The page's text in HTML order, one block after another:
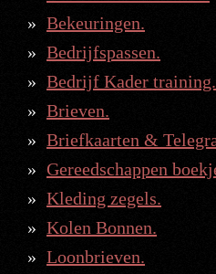
Bekeuringen.
Bedrijfspassen.
Bedrijf Kader training.
Brieven.
Briefkaarten &
Gereedschappen
Kleding zegels.
Kolen Bonnen.
Loonbrieven.